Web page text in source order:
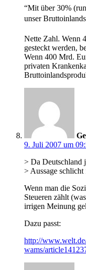
“Mit über 30%
unser
Nette Zahl. Wenn
gesteckt werden,
Wenn 400 Mrd.
privaten
9. Juli 2007 um
> Da Deutschland
> Aussage schlicht
Wenn man die
Steueren zählt
irrigen Meinung
Dazu passt:
http://
wams/